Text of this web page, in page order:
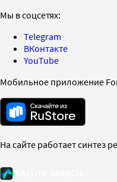
Мы в соцсетях:
Telegram
ВКонтакте
YouTube
Мобильное приложение
На сайте работает синтез